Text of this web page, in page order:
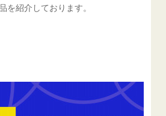
を紹介しております。